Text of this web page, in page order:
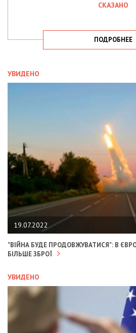
СКАЗАНО
ПОДРОБНЕЕ
УВИДЕНО
19.07.2022
"ВІЙНА БУДЕ ПРОДОВЖУВАТИСЯ": В
БІЛЬШЕ ЗБРОЇ
УВИДЕНО